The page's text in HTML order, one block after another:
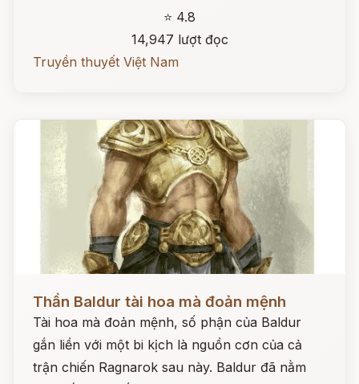
⭐ 4.8
14,947 lượt đọc
Truyền thuyết Việt Nam
Đọc ngay
Thần Baldur tài hoa mà đoản mệnh
Tài hoa mà đoản mệnh, số phận của Baldur
gắn liền với một bi kịch là nguồn cơn của cả
trận chiến Ragnarok sau này. Baldur đã nằm